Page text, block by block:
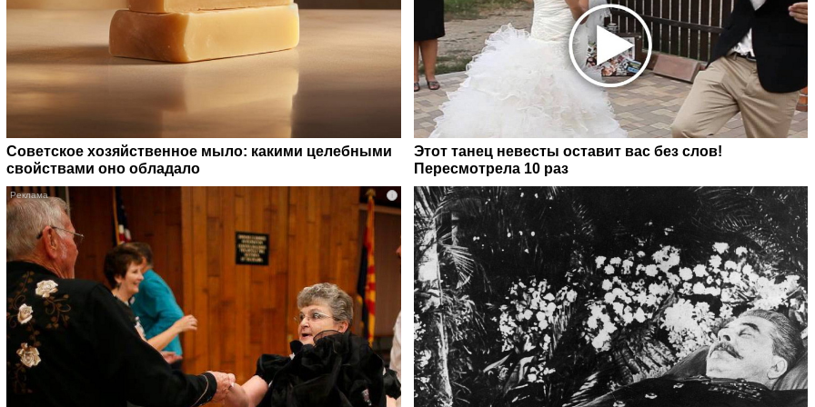
Советское хозяйственное мыло: какими целебными
свойствами оно обладало
Этот танец невесты оставит вас без слов!
Пересмотрела 10 раз
i